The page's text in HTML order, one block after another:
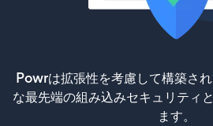
Powrは拡張性を考慮して構築さ
な最先端の組み込みセキュリティ
ます。